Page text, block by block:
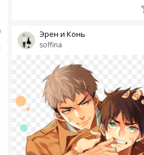
soffina
Эрен и Конь